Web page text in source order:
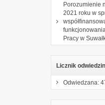
Porozumienie
2021 roku w
Pracy w
Licznik odwiedzin
Odwiedzana: